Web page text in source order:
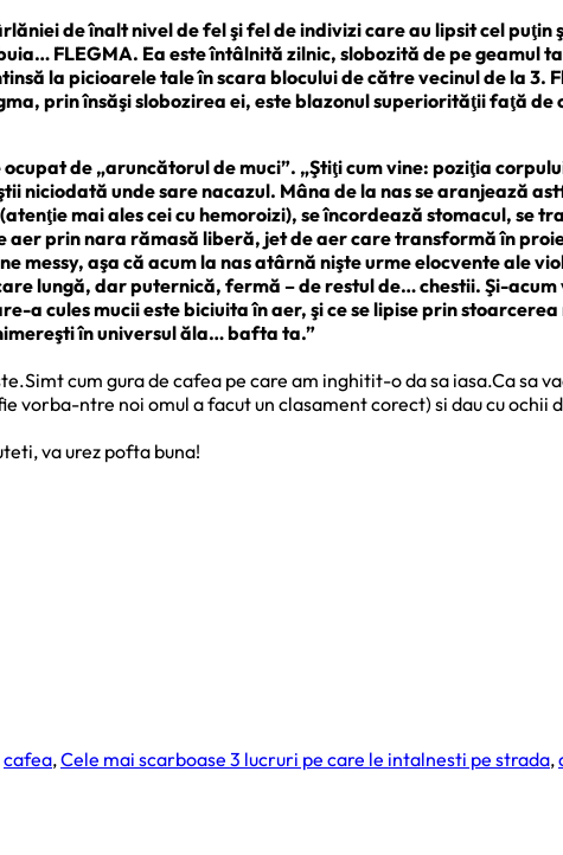
de înalt nivel de fel şi fel de indivizi care au lipsit cel puţin
FLEGMA. Ea este întâlnită zilnic, slobozită de pe geamul
la picioarele tale în scara blocului de către vecinul de la 3.
prin însăşi slobozirea ei, este blazonul superiorităţii faţă
de „aruncătorul de muci”. „Ştiţi cum vine: poziţia
niciodată unde sare nacazul. Mâna de la nas se aranjează
mai ales cei cu hemoroizi), se încordează stomacul, se
prin nara rămasă liberă, jet de aer care transformă în
messy, aşa că acum la nas atârnă nişte urme elocvente ale
lungă, dar puternică, fermă – de restul de… chestii. Şi-
cules mucii este biciuita în aer, şi ce se lipise prin
în universul ăla… bafta ta.”
cum gura de cafea pe care am inghitit-o da sa iasa.Ca sa
ntre noi omul a facut un clasament corect) si dau cu ochii
va urez pofta buna!
cafea,Cele mai scarboase 3 lucruri pe care le intalnesti pe strada,